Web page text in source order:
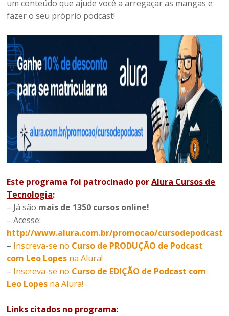
um conteúdo que ajude você a arregaçar as mangas e
fazer o seu próprio podcast!
Este programa foi patrocinado porAlura Cursos de
Tecnologia:
– Já são mais de 1350 cursos online!
– Acesse:
http://www.alura.com.br/promocao/cursodepodcast
– Inscreva-se no Curso de PRODUÇÃO de Podcast
com Leo Lopes na Alura!
– Inscreva-se no Curso de EDIÇÃO de Podcast com
Leo Lopes na Alura!
Links citados no programa: